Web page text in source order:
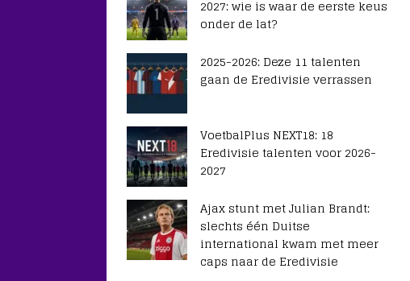
2027: wie is waar de eerste keus
onder de lat?
2025-2026: Deze 11 talenten
gaan de Eredivisie verrassen
VoetbalPlus NEXT18: 18
Eredivisie talenten voor 2026-
2027
Ajax stunt met Julian Brandt:
slechts één Duitse
international kwam met meer
caps naar de Eredivisie